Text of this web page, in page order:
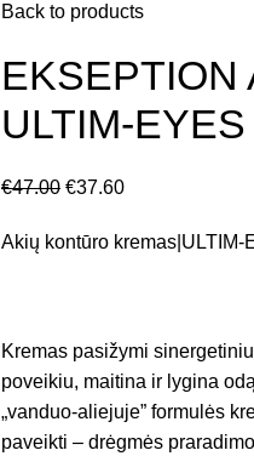
Back to products
EKSEPTION
ULTIM-
€47.00 €37.60
Akių kontūro kremas|ULTIM-
Kremas pasižymi
poveikiu, maitina ir lygina
„vanduo-aliejuje” formulės
paveikti – drėgmės